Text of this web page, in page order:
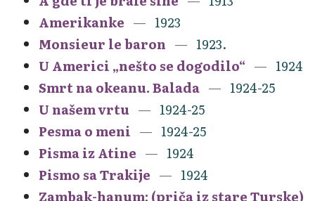
Amerikanke
1923
Monsieur le baron
1923.
U Americi „nešto se dogodilo“
1924
Smrt na okeanu. Balada
1924-25
U našem vrtu
1924-25
Pesma o meni
1924-25
Pisma iz Atine
1924
Pismo sa Trakije
1924
Zambak-hanum: (priča iz stare Turske)